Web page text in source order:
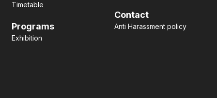
Timetable
Programs
Exhibition
Contact
Anti Harassment policy